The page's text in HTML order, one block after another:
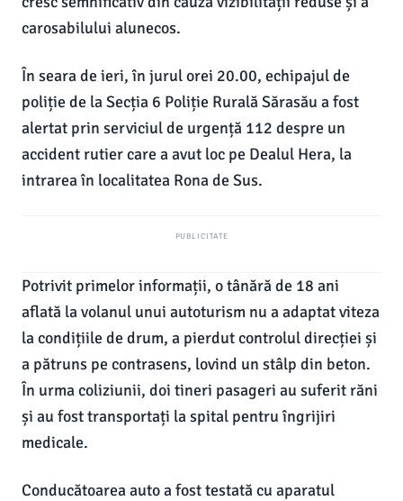
carosabilului alunecos.
În seara de ieri, în jurul orei 20.00, echipajul de
poliție de la Secția 6 Poliție Rurală Sărasău a fost
alertat prin serviciul de urgență 112 despre un
accident rutier care a avut loc pe Dealul Hera, la
intrarea în localitatea Rona de Sus.
PUBLICITATE
Potrivit primelor informații, o tânără de 18 ani
aflată la volanul unui autoturism nu a adaptat viteza
la condițiile de drum, a pierdut controlul direcției și
a pătruns pe contrasens, lovind un stâlp din beton.
În urma coliziunii, doi tineri pasageri au suferit răni
și au fost transportați la spital pentru îngrijiri
medicale.
Conducătoarea auto a fost testată cu aparatul